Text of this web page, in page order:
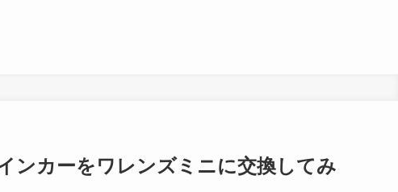
ンカーをワレンズミニに交換してみ